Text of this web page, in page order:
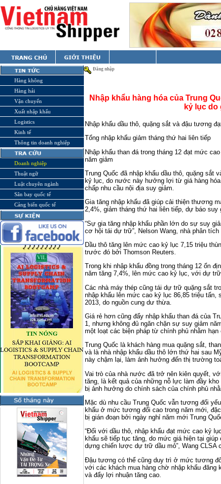
Hàng không
Hàng hải
Vận chuyển
Xuất nhập khẩu
Logistics
Kinh tế
Thông tin doanh nghiệp
Doanh nghiệp
Thuật ngữ
Luật chuyên ngành
Sân bay quốc tế
Cảng biển quốc tế
Đăng nhập
Nhập khẩu hàng hóa của Trung
kỷ lục do
Nhập khẩu dầu thô, quặng sắt và đậu tương
Tổng nhập khẩu giảm tháng thứ hai liên tiếp
Nhập khẩu than đá trong tháng 12 đạt mức
năm giảm
Trung Quốc đã nhập khẩu dầu thô, quặng sắt
kỷ lục, do nước này hưởng lợi từ giá hàng
chấp nhu cầu nội địa suy giảm.
Gia tăng nhập khẩu đã giúp cải thiện thương
2,4%, giảm tháng thứ hai liên tiếp, dự báo suy
“Sự gia tăng nhập khẩu phần lớn do sự suy
cơ hội tái dự trữ”, Nelson Wang, nhà phân
Dầu thô tăng lên mức cao kỷ lục 7,15 triệu
trước đó bởi Thomson Reuters.
Trong khi nhập khẩu đồng trong tháng 12 ổn
năm tăng 7,4%, lên mức cao kỷ lục, với dự
Các nhà máy thép cũng tái dự trữ quặng sắt
nhập khẩu lên mức cao kỷ lục 86,85 triệu
2013, do nguồn cung dư thừa.
Giá rẻ hơn cũng đẩy nhập khẩu than đá của
1, nhưng không đủ ngăn chặn sự suy giảm
một loạt các biện pháp từ chính phủ nhằm
Trung Quốc là khách hàng mua quặng sắt,
và là nhà nhập khẩu dầu thô lớn thứ hai sau
này chậm lại, làm ảnh hưởng đến thị trường
Vai trò của nhà nước đã trở nên kiên quyết,
tăng, là kết quả của những nỗ lực làm đầy
bị ảnh hưởng do chính sách của chính phủ
Mặc dù nhu cầu Trung Quốc vẫn tương đối
khẩu ở mức tương đối cao trong năm mới,
bị gián đoạn bởi ngày nghỉ năm mới Trung
“Đối với dầu thô, nhập khẩu đạt mức cao kỷ
khẩu sẽ tiếp tục tăng, do mức giá hiện tại
dựng chiến lược dự trữ dầu mỏ”, Wang CLSA
Đậu tương có thể cũng duy trì ở mức tương
với các khách mua hàng chờ nhập khẩu
và đẩy lợi nhuận tăng cao.